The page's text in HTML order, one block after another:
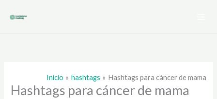
Inicio hashtags Hashtags para cáncer de mama
Hashtags para cáncer de mama